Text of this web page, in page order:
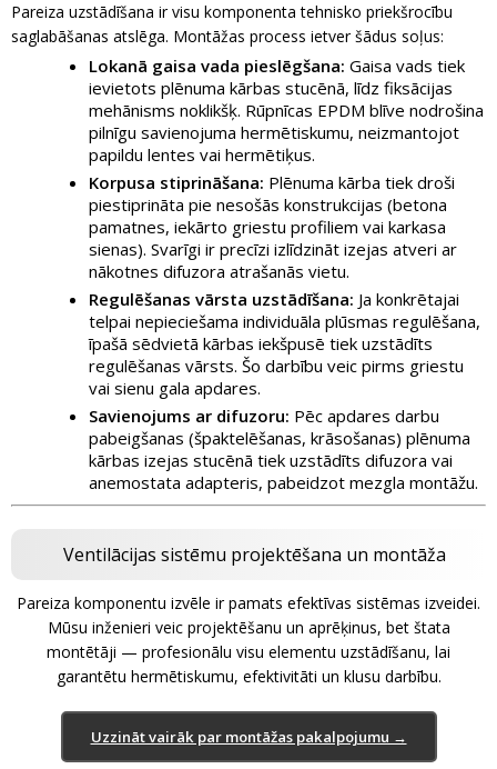
Pareiza uzstādīšana ir visu komponenta tehnisko priekšrocību
saglabāšanas atslēga. Montāžas process ietver šādus soļus:
Lokanā gaisa vada pieslēgšana: Gaisa vads tiek
ievietots plēnuma kārbas stucēnā, līdz fiksācijas
mehānisms noklikšķ. Rūpnīcas EPDM blīve nodrošina
pilnīgu savienojuma hermētiskumu, neizmantojot
papildu lentes vai hermētiķus.
Korpusa stiprināšana: Plēnuma kārba tiek droši
piestiprināta pie nesošās konstrukcijas (betona
pamatnes, iekārto griestu profiliem vai karkasa
sienas). Svarīgi ir precīzi izlīdzināt izejas atveri ar
nākotnes difuzora atrašanās vietu.
Regulēšanas vārsta uzstādīšana: Ja konkrētajai
telpai nepieciešama individuāla plūsmas regulēšana,
īpašā sēdvietā kārbas iekšpusē tiek uzstādīts
regulēšanas vārsts. Šo darbību veic pirms griestu
vai sienu gala apdares.
Savienojums ar difuzoru: Pēc apdares darbu
pabeigšanas (špaktelēšanas, krāsošanas) plēnuma
kārbas izejas stucēnā tiek uzstādīts difuzora vai
anemostata adapteris, pabeidzot mezgla montāžu.
Ventilācijas sistēmu projektēšana un montāža
Pareiza komponentu izvēle ir pamats efektīvas sistēmas izveidei.
Mūsu inženieri veic projektēšanu un aprēķinus, bet štata
montētāji — profesionālu visu elementu uzstādīšanu, lai
garantētu hermētiskumu, efektivitāti un klusu darbību.
Uzzināt vairāk par montāžas pakalpojumu →